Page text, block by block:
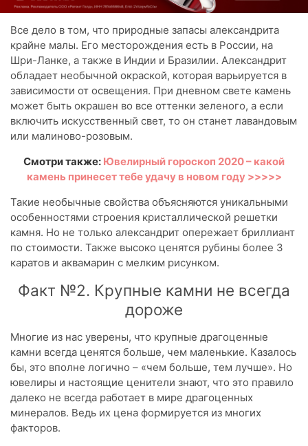
Все дело в том, что природные запасы александрита
крайне малы. Его месторождения есть в России, на
Шри-Ланке, а также в Индии и Бразилии. Александрит
обладает необычной окраской, которая варьируется в
зависимости от освещения. При дневном свете камень
может быть окрашен во все оттенки зеленого, а если
включить искусственный свет, то он станет лавандовым
или малиново-розовым.
Смотри также: Ювелирный гороскоп 2020 – какой
камень принесет тебе удачу в новом году >>>>>
Такие необычные свойства объясняются уникальными
особенностями строения кристаллической решетки
камня. Но не только александрит опережает бриллиант
по стоимости. Также высоко ценятся рубины более 3
каратов и аквамарин с мелким рисунком.
Факт №2. Крупные камни не всегда
дороже
Многие из нас уверены, что крупные драгоценные
камни всегда ценятся больше, чем маленькие. Казалось
бы, это вполне логично – «чем больше, тем лучше». Но
ювелиры и настоящие ценители знают, что это правило
далеко не всегда работает в мире драгоценных
минералов. Ведь их цена формируется из многих
факторов.